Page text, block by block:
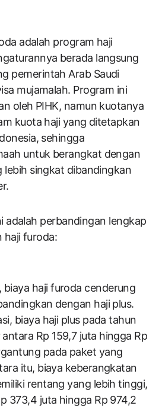
adalah program haji
berada langsung
pemerintah Arab Saudi
mujamalah. Program ini
oleh PIHK, namun kuotanya
kuota haji yang ditetapkan
sehingga
untuk berangkat dengan
singkat dibandingkan
adalah perbandingan lengkap
haji furoda:
biaya haji furoda cenderung
dengan haji plus.
biaya haji plus pada tahun
Rp 159,7 juta hingga Rp
pada paket yang
itu, biaya keberangkatan
rentang yang lebih tinggi,
373,4 juta hingga Rp 974,2